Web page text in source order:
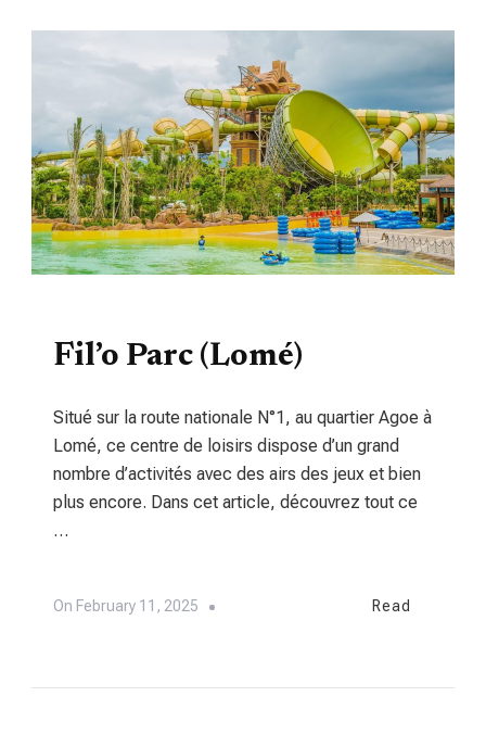
Fil’o Parc (Lomé)
Situé sur la route nationale N°1, au quartier Agoe à
Lomé, ce centre de loisirs dispose d’un grand
nombre d’activités avec des airs des jeux et bien
plus encore. Dans cet article, découvrez tout ce
…
On February 11, 2025 Read